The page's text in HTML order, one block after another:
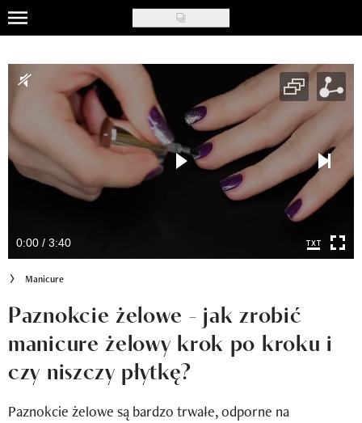
Skip
to
main
content
Moda
Ślub i wesele
Styl życia
Nasze akcje
Newsy
Newsletter
Wizaz Summer Influ School
0:00 / 3:40
Manicure
Paznokcie żelowe - jak zrobić
manicure żelowy krok po kroku i
czy niszczy płytkę?
Paznokcie żelowe są bardzo trwałe, odporne na